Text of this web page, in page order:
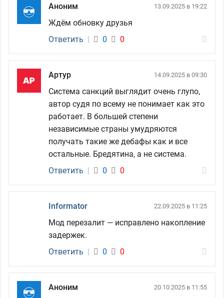
Аноним 13.09.2025 в 19:22
Ждём обновку друзья
Ответить | 0 0
Артур 14.09.2025 в 09:30
Система санкций выглядит очень глупо,
автор судя по всему не понимает как это
работает. В большей степени
независимые страны умудряются
получать такие же дебафы как и все
остальные. Бредятина, а не система.
Ответить | 0 0
Informator 22.09.2025 в 11:25
Мод перезалит — исправлено накопление
задержек.
Ответить | 0 0
Аноним 20.10.2025 в 11:55